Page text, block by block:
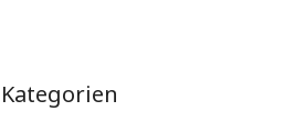
Kategorien